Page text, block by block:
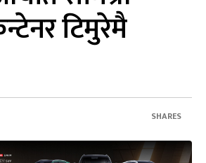
टिमुरेमै
SHARES